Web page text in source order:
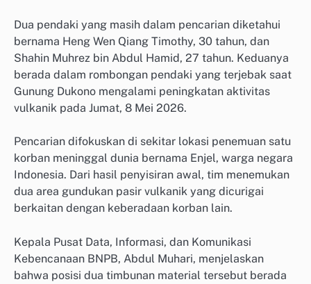
Dua pendaki yang masih dalam pencarian diketahui
bernama Heng Wen Qiang Timothy, 30 tahun, dan
Shahin Muhrez bin Abdul Hamid, 27 tahun. Keduanya
berada dalam rombongan pendaki yang terjebak saat
Gunung Dukono mengalami peningkatan aktivitas
vulkanik pada Jumat, 8 Mei 2026.
Pencarian difokuskan di sekitar lokasi penemuan satu
korban meninggal dunia bernama Enjel, warga negara
Indonesia. Dari hasil penyisiran awal, tim menemukan
dua area gundukan pasir vulkanik yang dicurigai
berkaitan dengan keberadaan korban lain.
Kepala Pusat Data, Informasi, dan Komunikasi
Kebencanaan BNPB, Abdul Muhari, menjelaskan
bahwa posisi dua timbunan material tersebut berada